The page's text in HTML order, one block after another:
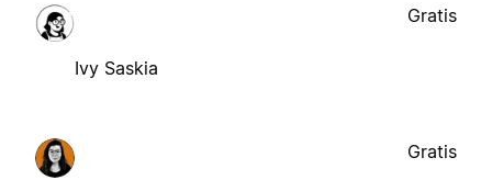
Ivy Saskia
Gratis
Gratis